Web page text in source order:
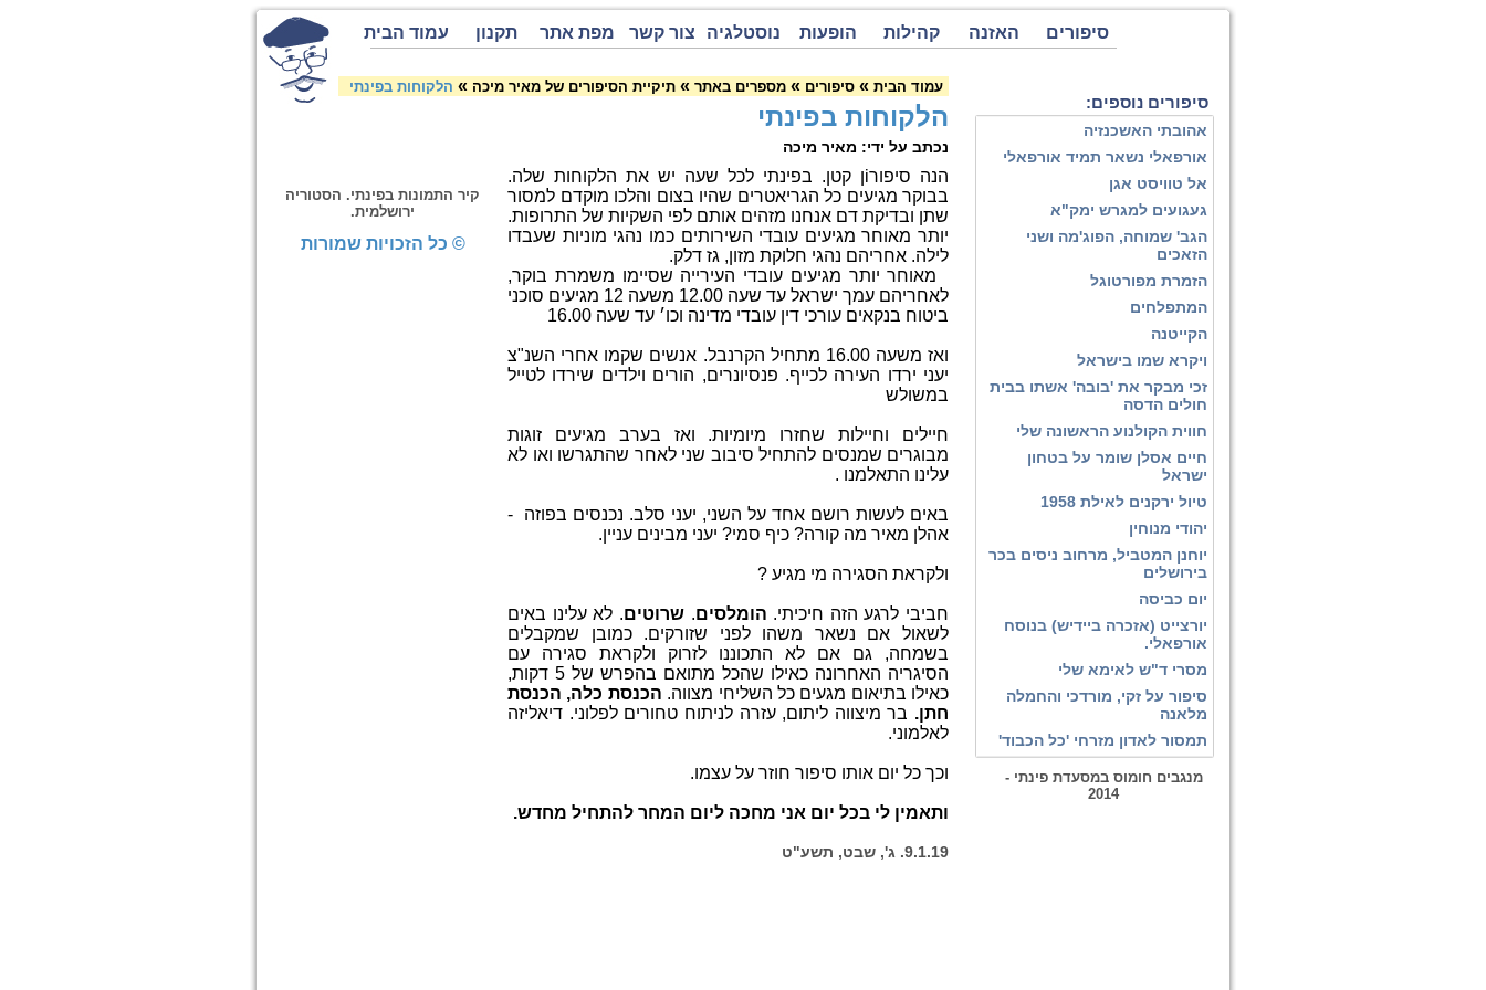
סיפורים האזנה קהילות הופעות נוסטלגיה צור קשר מפת אתר תקנון עמוד הבית
סיפורים נוספים:
אהובתי האשכנזיה
אורפאלי נשאר תמיד אורפאלי
אל טוויסט אגן
געגועים למגרש ימק"א
הגב' שמוחה, הפוג'מה ושני
הזאכים
הזמרת מפורטוגל
המתפלחים
הקייטנה
ויקרא שמו בישראל
זכי מבקר את 'בובה' אשתו בבית
חולים הדסה
חווית הקולנוע הראשונה שלי
חיים אסלן שומר על בטחון
ישראל
טיול ירקנים לאילת 1958
יהודי מנוחין
יוחנן המטביל, מרחוב ניסים בכר
בירושלים
יום כביסה
יורצייט (אזכרה ביידיש) בנוסח
אורפאלי.
מסרי ד"ש לאימא שלי
סיפור על זקי, מורדכי והחמלה
מלאנה
תמסור לאדון מזרחי 'כל הכבוד'
מנגבים חומוס במסעדת פינתי -
2014
עמוד הבית » סיפורים » מספרים באתר » תיקיית הסיפורים של מאיר מיכה » הלקוחות בפינתי
הלקוחות בפינתי
נכתב על ידי: מאיר מיכה
הנה סיפורiן קטן. בפינתי לכל שעה יש את הלקוחות שלה.
בבוקר מגיעים כל הגריאטרים שהיו בצום והלכו מוקדם למסור
שתן ובדיקת דם אנחנו מזהים אותם לפי השקיות של התרופות.
יותר מאוחר מגיעים עובדי השירותים כמו נהגי מוניות שעבדו
לילה. אחריהם נהגי חלוקת מזון, גז דלק.
מאוחר יותר מגיעים עובדי העירייה שסיימו משמרת בוקר,
לאחריהם עמך ישראל עד שעה 12.00 משעה 12 מגיעים סוכני
ביטוח בנקאים עורכי דין עובדי מדינה וכו׳ עד שעה 16.00
ואז משעה 16.00 מתחיל הקרנבל. אנשים שקמו אחרי השנ"צ
יעני ירדו העירה לכייף. פנסיונרים, הורים וילדים שירדו לטייל
במשולש
חיילים וחיילות שחזרו מיומיות. ואז בערב מגיעים זוגות
מבוגרים שמנסים להתחיל סיבוב שני לאחר שהתגרשו ואו לא
עלינו התאלמנו .
באים לעשות רושם אחד על השני, יעני סלב. נכנסים בפוזה -
אהלן מאיר מה קורה? כיף סמי? יעני מבינים עניין.
ולקראת הסגירה מי מגיע ?
חביבי לרגע הזה חיכיתי. הומלסים.שרוטים. לא עלינו באים
לשאול אם נשאר משהו לפני שזורקים. כמובן שמקבלים
בשמחה, גם אם לא התכוננו לזרוק ולקראת סגירה עם
הסיגריה האחרונה כאילו שהכל מתואם בהפרש של 5 דקות,
כאילו בתיאום מגעים כל השליחי מצווה. הכנסת כלה, הכנסת
חתן. בר מיצווה ליתום, עזרה לניתוח טחורים לפלוני. דיאליזה
לאלמוני.
וכך כל יום אותו סיפור חוזר על עצמו.
ותאמין לי בכל יום אני מחכה ליום המחר להתחיל מחדש.
קיר התמונות בפינתי. הסטוריה
ירושלמית.
© כל הזכויות שמורות
9.1.19. ג', שבט, תשע"ט